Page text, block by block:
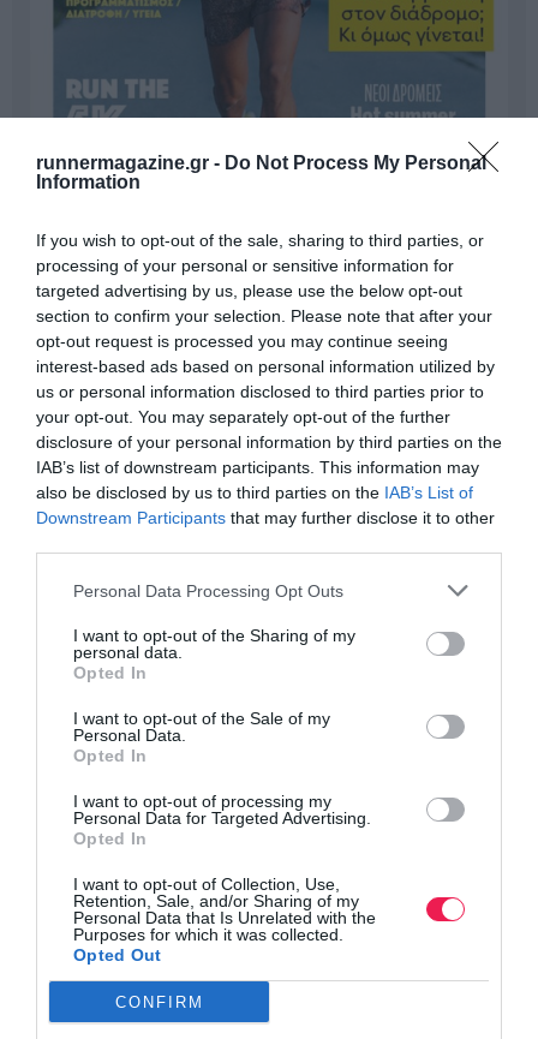
runnermagazine.gr - Do Not Process My Personal
Information
If you wish to opt-out of the sale, sharing to third parties, or
processing of your personal or sensitive information for
targeted advertising by us, please use the below opt-out
section to confirm your selection. Please note that after your
opt-out request is processed you may continue seeing
interest-based ads based on personal information utilized by
us or personal information disclosed to third parties prior to
your opt-out. You may separately opt-out of the further
disclosure of your personal information by third parties on the
IAB’s list of downstream participants. This information may
also be disclosed by us to third parties on the IAB’s List of
Downstream Participants that may further disclose it to other
Personal Data Processing Opt Outs
I want to opt-out of the Sharing of my
personal data.
Opted In
I want to opt-out of the Sale of my
Personal Data.
Opted In
I want to opt-out of processing my
Personal Data for Targeted Advertising.
Opted In
I want to opt-out of Collection, Use,
Retention, Sale, and/or Sharing of my
Personal Data that Is Unrelated with the
Purposes for which it was collected.
Opted Out
CONFIRM
Γίνε Συνδρομητής
Βρες το RUNNER!
Όλα τα Τεύχη